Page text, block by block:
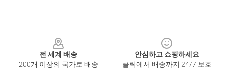
전 세계 배송
200개 이상의 국가로 배송
안심하고 쇼핑하세요
클릭에서 배송까지 24/7 보호